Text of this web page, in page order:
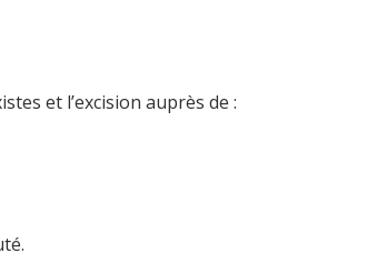
et l’excision auprès de :